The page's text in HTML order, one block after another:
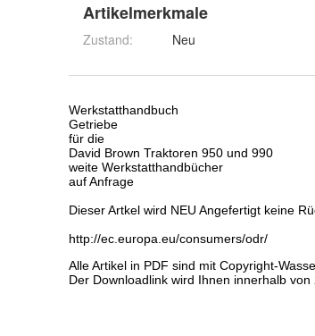
Artikelmerkmale
Zustand: Neu